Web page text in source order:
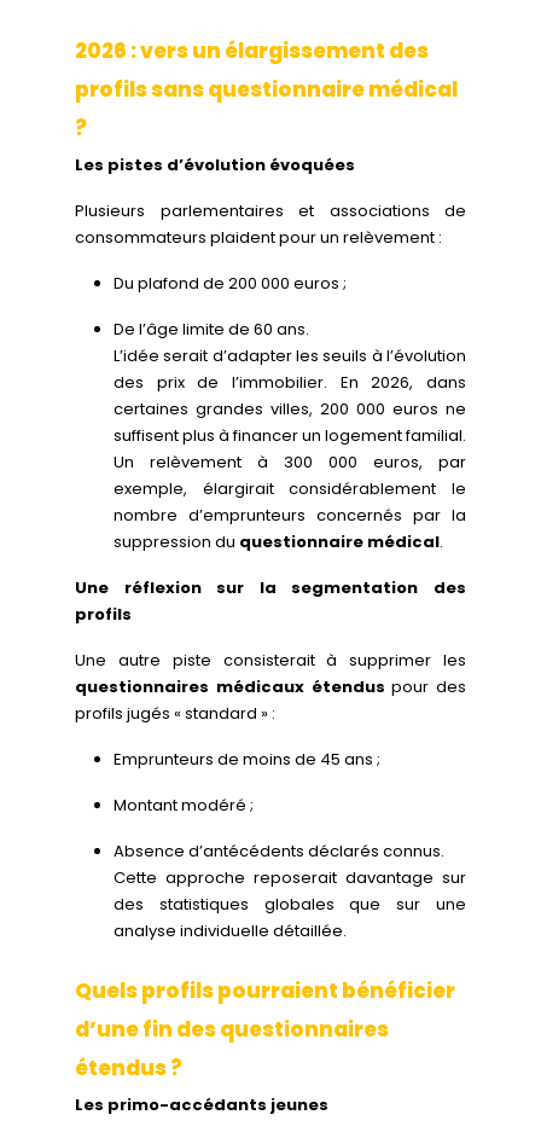
2026 : vers un élargissement des
profils sans questionnaire médical
?
Les pistes d’évolution évoquées
Plusieurs parlementaires et associations de
consommateurs plaident pour un relèvement :
Du plafond de 200 000 euros ;
De l’âge limite de 60 ans.
L’idée serait d’adapter les seuils à l’évolution
des prix de l’immobilier. En 2026, dans
certaines grandes villes, 200 000 euros ne
suffisent plus à financer un logement familial.
Un relèvement à 300 000 euros, par
exemple, élargirait considérablement le
nombre d’emprunteurs concernés par la
suppression du questionnaire médical.
Une réflexion sur la segmentation des
profils
Une autre piste consisterait à supprimer les
questionnaires médicaux étendus pour des
profils jugés « standard » :
Emprunteurs de moins de 45 ans ;
Montant modéré ;
Absence d’antécédents déclarés connus.
Cette approche reposerait davantage sur
des statistiques globales que sur une
analyse individuelle détaillée.
Quels profils pourraient bénéficier
d’une fin des questionnaires
étendus ?
Les primo-accédants jeunes